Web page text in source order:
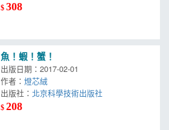
$308
魚！蝦！蟹！
出版日期：2017-02-01
作者：燈芯絨
出版社：北京科學技術出版社
$208